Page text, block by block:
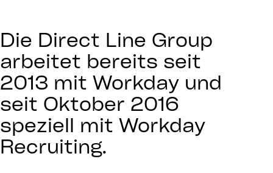
Die Direct Line Group
arbeitet bereits seit
2013 mit Workday und
seit Oktober 2016
speziell mit Workday
Recruiting.